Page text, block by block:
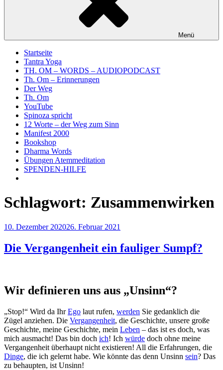
Menü
Startseite
Tantra Yoga
TH. OM – WORDS – AUDIOPODCAST
Th. Om – Erinnerungen
Der Weg
Th. Om
YouTube
Spinoza spricht
12 Worte – der Weg zum Sinn
Manifest 2000
Bookshop
Dharma Words
Übungen Atemmeditation
SPENDEN-HILFE
Schlagwort: Zusammenwirken
Veröffentlicht
10. Dezember 202026. Februar 2021
Die Vergangenheit ein fauliger Sumpf?
Wir definieren uns aus „Unsinn“?
„Stop!“ Wird da IhrEgo laut rufen, werden Sie gedanklich die
Zügel anziehen. Die Vergangenheit, die Geschichte, unsere große
Geschichte, meine Geschichte, mein Leben – das ist es doch, was
mich ausmacht! Das bin doch ich! Ich würde doch ohne meine
Vergangenheit überhaupt nicht existieren! All die Erfahrungen, die
Dinge, die ich gelernt habe. Wie könnte das denn Unsinn sein? Das
zu behaupten, ist Unsinn!